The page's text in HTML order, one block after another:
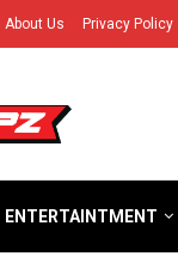
About Us Privacy Policy
ENTERTAINTMENT